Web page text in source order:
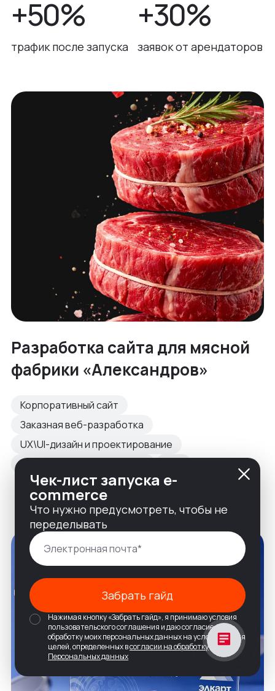
+50%
трафик после запуска
+30%
заявок от арендаторов
Разработка сайта для мясной
фабрики «Александров»
Корпоративный сайт
Заказная веб-разработка
UX\UI-дизайн и проектирование
Разработка на 1С-Битрикс
Чек-лист запуска e-
commerce
Что нужно предусмотреть, чтобы не
переделывать
Забрать гайд
Нажимая кнопку «Забрать гайд», я принимаю условия
пользовательского соглашения и даю согласие на
обработку моих персональных данных на условиях и для
целей, определенных всогласии на обработку
Персональных данных